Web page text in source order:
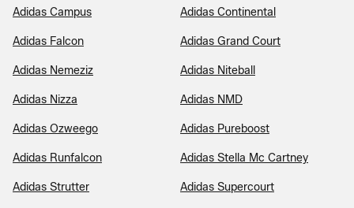
Adidas Campus Adidas Continental
Adidas Falcon Adidas Grand Court
Adidas Nemeziz Adidas Niteball
Adidas Nizza Adidas NMD
Adidas Ozweego Adidas Pureboost
Adidas Runfalcon Adidas Stella Mc Cartney
Adidas Strutter Adidas Supercourt